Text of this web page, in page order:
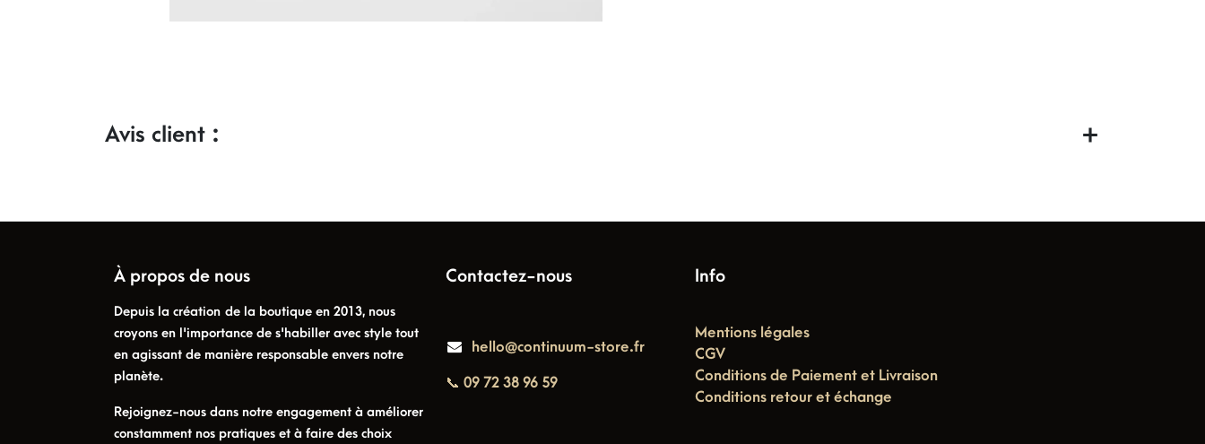
Avis client :
À propos de nous
Depuis la création de la boutique en 2013, nous
croyons en l'importance de s'habiller avec style tout
en agissant de manière responsable envers notre
planète.
Rejoignez-nous dans notre engagement à améliorer
constamment nos pratiques et à faire des choix
Contactez-nous
hello@continuum-store.fr
📞 09 72 38 96 59
Info
Mentions légales
CGV
Conditions de Paiement et Livraison
Conditions retour et échange